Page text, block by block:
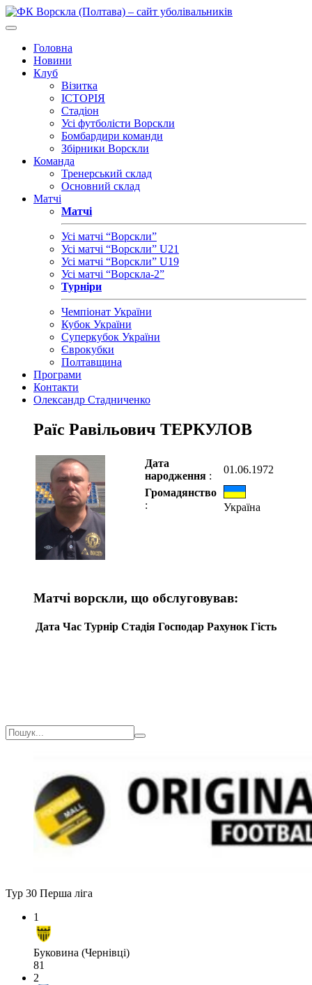
Головна
Новини
Клуб
Візитка
ІСТОРІЯ
Стадіон
Усі футболісти Ворскли
Бомбардири команди
Збірники Ворскли
Команда
Тренерський склад
Основний склад
Матчі
Матчі
Усі матчі “Ворскли”
Усі матчі “Ворскли” U21
Усі матчі “Ворскли” U19
Усі матчі “Ворскла-2”
Турніри
Чемпіонат України
Кубок України
Суперкубок України
Єврокубки
Полтавщина
Програми
Контакти
Олександр Стадниченко
Раїс Равільович ТЕРКУЛОВ
Дата
народження :
01.06.1972
Громадянство
:
Україна
Матчі ворскли, що обслуговував:
Дата Час Турнір Стадія Господар Рахунок Гість
Тур 30 Перша ліга
1
Буковина (Чернівці)
81
2